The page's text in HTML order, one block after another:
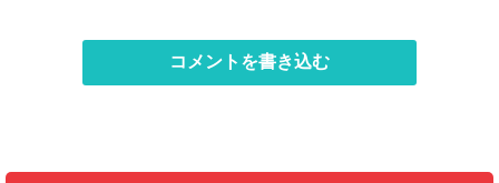
コメントを書き込む